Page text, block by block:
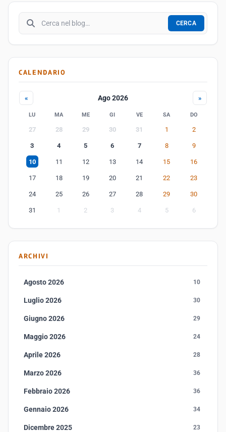
Cerca nel blog
CERCA
CALENDARIO
« Ago 2026 »
LU MA ME GI VE SA DO
27 28 29 30 31 1 2
3 4 5 6 7 8 9
10 11 12 13 14 15 16
17 18 19 20 21 22 23
24 25 26 27 28 29 30
31 1 2 3 4 5 6
ARCHIVI
Agosto 2026 10
Luglio 2026 30
Giugno 2026 29
Maggio 2026 24
Aprile 2026 28
Marzo 2026 36
Febbraio 2026 36
Gennaio 2026 34
Dicembre 2025 23